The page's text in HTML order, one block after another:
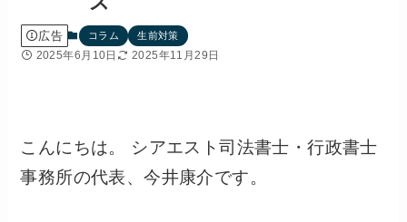
広告 コラム 生前対策
2025年6月10日 2025年11月29日
こんにちは。 シアエスト司法書士・行政書士
事務所の代表、今井康介です。